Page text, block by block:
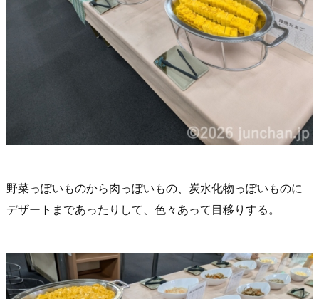
野菜っぽいものから肉っぽいもの、炭水化物っぽいものに
デザートまであったりして、色々あって目移りする。